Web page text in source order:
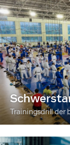
Trainingsdrill der